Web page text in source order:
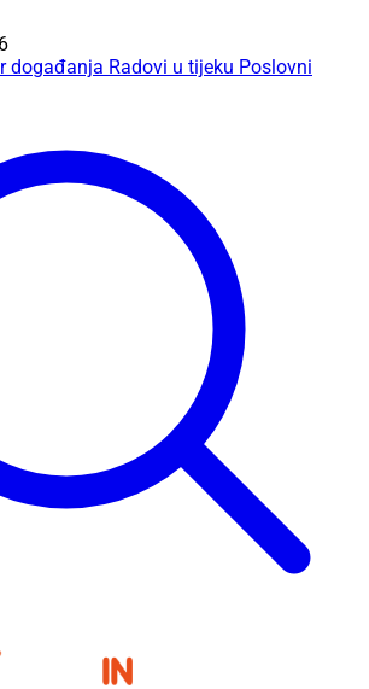
događanja Radovi u tijeku Poslovni